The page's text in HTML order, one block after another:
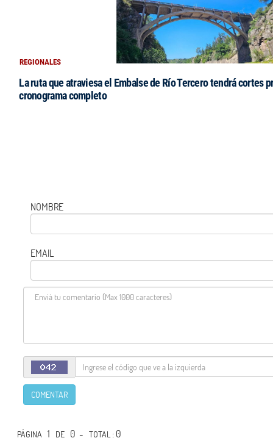
REGIONALES
La ruta que atraviesa el Embalse de Río Tercero tendrá cortes
cronograma completo
NOMBRE
EMAIL
COMENTAR
PÁGINA 1 DE 0 -TOTAL: 0